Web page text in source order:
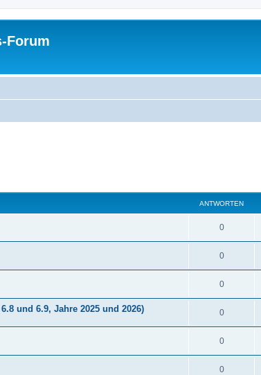
Forum
ANTWORTEN
0
0
0
und 6.9, Jahre 2025 und 2026) 0
0
0